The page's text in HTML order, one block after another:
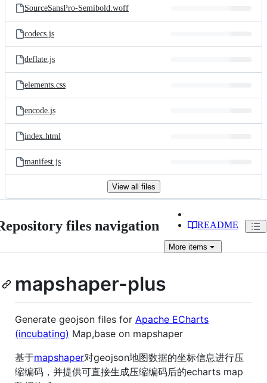
SourceSansPro-Semibold.woff
codecs.js
deflate.js
elements.css
encode.js
index.html
manifest.js
View all files
files navigation README
More items
mapshaper-plus
Generate geojson files for Apache ECharts
(incubating) Map,base on mapshaper
基于mapshaper对geojson地图数据的坐标信息进行压
缩编码，并提供可直接生成压缩编码后的echarts map